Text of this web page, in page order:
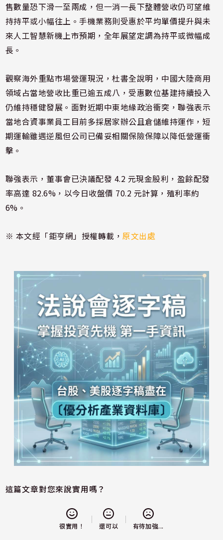
售數量恐下滑一至兩成，但一消一長下整體營收仍可望維
持持平或小幅往上。手機業務則受惠於平均單價提升與未
來人工智慧新機上市預期，全年展望定調為持平或微幅成
長。
觀察海外重點市場營運現況，杜書全說明，中國大陸商用
領域占當地營收比重已逾五成八，受惠數位基建持續投入
仍維持穩健發展。面對近期中東地緣政治衝突，聯強表示
當地合資事業員工目前多採居家辦公且倉儲維持運作，短
期運輸雖遇逆風但公司已備妥相關保險保障以降低營運衝
擊。
聯強表示，董事會已決議配發 4.2 元現金股利，盈餘配發
率高達 82.6%，以今日收盤價 70.2 元計算，殖利率約
6%。
※ 本文經「鉅亨網」授權轉載，原文出處
這篇文章對您來說實用嗎？
很實用！ 還可以 有待加強...